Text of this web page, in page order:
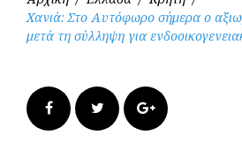
Χανιά: Στο Αυτόφωρο σήμερα ο
μετά τη σύλληψη για
FacebookTwitter Google+